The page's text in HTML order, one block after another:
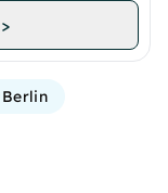
>
Berlin